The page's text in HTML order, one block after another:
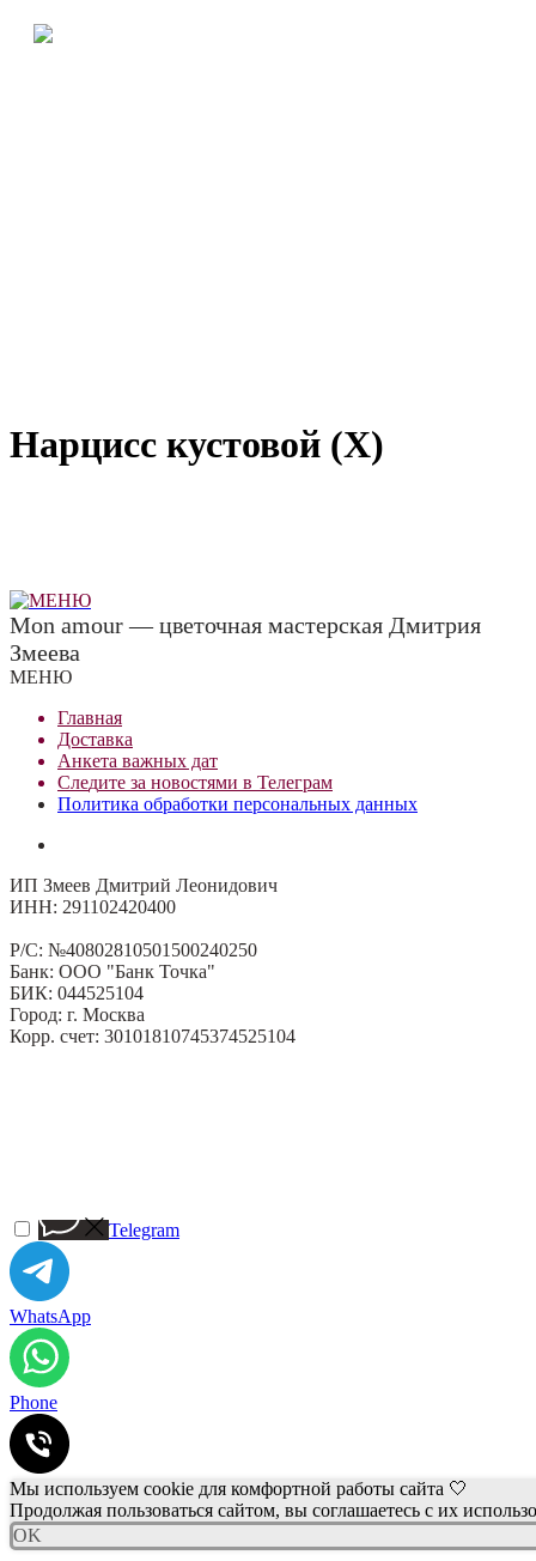
Нарцисс кустовой (Х)
Mon amour — цветочная мастерская Дмитрия
Змеева
МЕНЮ
Главная
Доставка
Анкета важных дат
Следите за новостями в Телеграм
Политика обработки персональных данных
ИП Змеев Дмитрий Леонидович
ИНН: 291102420400
Р/С: №40802810501500240250
Банк: ООО "Банк Точка"
БИК: 044525104
Город: г. Москва
Корр. счет: 30101810745374525104
Telegram
WhatsApp
Phone
Мы используем cookie для комфортной работы сайта 🤍
Продолжая пользоваться сайтом, вы соглашаетесь с их
OK